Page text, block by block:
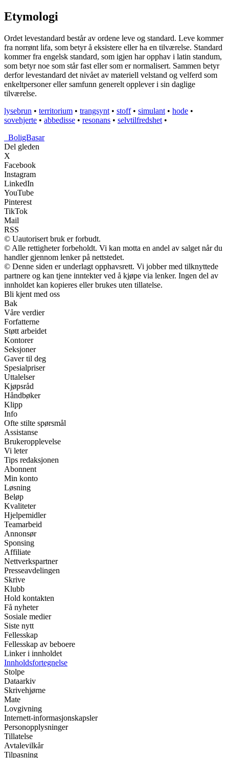
Etymologi
Ordet levestandard består av ordene leve og standard. Leve kommer
fra norrønt lifa, som betyr å eksistere eller ha en tilværelse. Standard
kommer fra engelsk standard, som igjen har opphav i latin standum,
som betyr noe som står fast eller som er normalisert. Sammen betyr
derfor levestandard det nivået av materiell velstand og velferd som
enkeltpersoner eller samfunn generelt opplever i sin daglige
tilværelse.
lysebrun • territorium • trangsynt • stoff• simulant • hode •
sovehjerte • abbedisse • resonans • selvtilfredshet •
BoligBasar
Del gleden
X
Facebook
Instagram
LinkedIn
YouTube
Pinterest
TikTok
Mail
RSS
© Uautorisert bruk er forbudt.
© Alle rettigheter forbeholdt. Vi kan motta en andel av salget når du
handler gjennom lenker på nettstedet.
© Denne siden er underlagt opphavsrett. Vi jobber med tilknyttede
partnere og kan tjene inntekter ved å kjøpe via lenker. Ingen del av
innholdet kan kopieres eller brukes uten tillatelse.
Bli kjent med oss
Bak
Våre verdier
Forfatterne
Støtt arbeidet
Kontorer
Seksjoner
Gaver til deg
Spesialpriser
Uttalelser
Kjøpsråd
Håndbøker
Klipp
Info
Ofte stilte spørsmål
Assistanse
Brukeropplevelse
Vi leter
Tips redaksjonen
Abonnent
Min konto
Løsning
Beløp
Kvaliteter
Hjelpemidler
Teamarbeid
Annonsør
Sponsing
Affiliate
Nettverkspartner
Presseavdelingen
Skrive
Klubb
Hold kontakten
Få nyheter
Sosiale medier
Siste nytt
Fellesskap
Fellesskap av beboere
Linker i innholdet
Innholdsfortegnelse
Stolpe
Dataarkiv
Skrivehjørne
Mate
Lovgivning
Internett-informasjonskapsler
Personopplysninger
Tillatelse
Avtalevilkår
Tilpasning